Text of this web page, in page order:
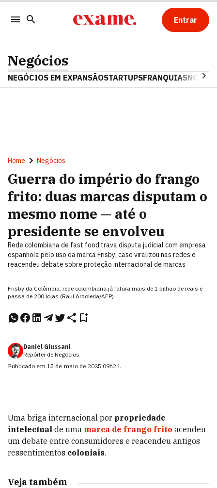
Entrar
Negócios
NEGÓCIOS EM EXPANSÃOSTARTUPSFRANQUIAS
Home Negócios
Guerra do império do frango
frito: duas marcas disputam o
mesmo nome — até o
presidente se envolveu
Rede colombiana de fast food trava disputa judicial com empresa
espanhola pelo uso da marca Frisby; caso viralizou nas redes e
reacendeu debate sobre proteção internacional de marcas
Frisby da Colômbia: rede colombiana já fatura mais de 1 bilhão de reais e
passa de 200 lojas (Raul Arboleda/AFP)
Daniel Giussani
Repórter de Negócios
Publicado em 15 de maio de 2025 09h24.
Uma briga internacional por propriedade
intelectual de uma marca de frango frito acendeu
um debate entre consumidores e reacendeu antigos
ressentimentos coloniais.
Veja também